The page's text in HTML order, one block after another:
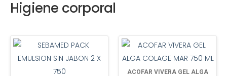
Higiene corporal
ACOFAR VIVERA GEL ALGA